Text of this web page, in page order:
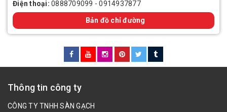
Điện thoại: 0888709099 -0914937877
Bản đồ chỉ đường
Thông tin công ty
CÔNG TY TNHH SÀN GẠCH